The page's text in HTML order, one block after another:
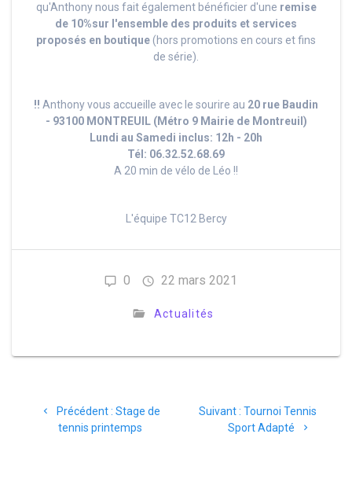
qu'Anthony nous fait également bénéficier d'une remise
de 10%sur l'ensemble des produits et services
proposés en boutique (hors promotions en cours et fins
de série).
!! Anthony vous accueille avec le sourire au 20 rue Baudin
- 93100 MONTREUIL (Métro 9 Mairie de Montreuil)
Lundi au Samedi inclus: 12h - 20h
Tél: 06.32.52.68.69
A 20 min de vélo de Léo !!
L'équipe TC12 Bercy
0 22 mars 2021
Actualités
Précédent : Article
précédent
Stage de
tennis printemps
Suivant : Article
suivant
Tournoi Tennis
Sport Adapté